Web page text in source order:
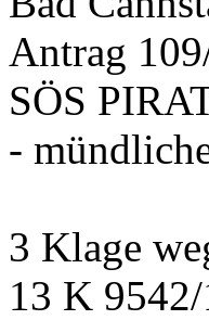
Antrag
SÖS
-
3 Klage
13 K